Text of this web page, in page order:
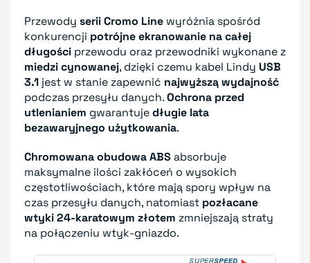
Przewody serii Cromo Line wyróżnia spośród
konkurencji potrójne ekranowanie na całej
długości przewodu oraz przewodniki wykonane z
miedzi cynowanej, dzięki czemu kabel Lindy USB
3.1 jest w stanie zapewnić najwyższą wydajność
podczas przesyłu danych.Ochrona przed
utlenianiem gwarantujedługie lata
bezawaryjnego użytkowania.
Chromowana obudowa ABSabsorbuje
maksymalne ilości zakłóceń o wysokich
częstotliwościach, które mają spory wpływ na
czas przesyłu danych, natomiast pozłacane
wtyki 24-karatowym złotem zmniejszają straty
na połączeniu wtyk-gniazdo.